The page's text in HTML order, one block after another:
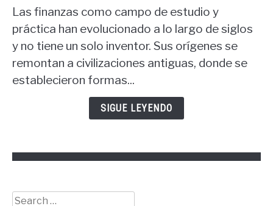
¿Quién
es
el
las
Las finanzas como campo de estudio y
práctica han evolucionado a lo largo de siglos
y no tiene un solo inventor. Sus orígenes se
remontan a civilizaciones antiguas, donde se
establecieron formas...
SIGUE LEYENDO
Search